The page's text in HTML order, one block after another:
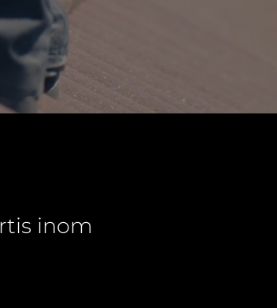
inom